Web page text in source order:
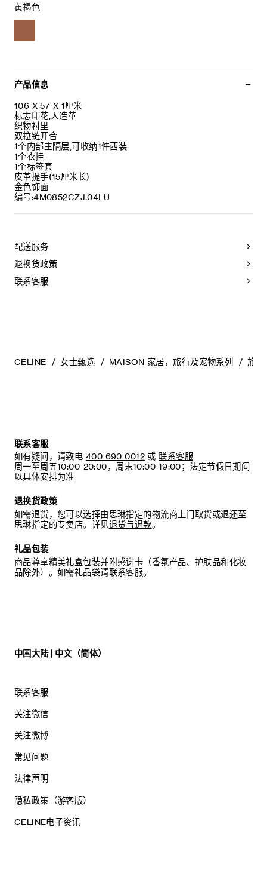
黄褐色
产品信息
106 X 57 X 1厘米
标志印花,人造革
织物衬里
双拉链开合
1个内部主隔层,可收纳1件西装
1个衣挂
1个标签套
皮革提手(15厘米长)
金色饰面
编号:4M0852CZJ.04LU
配送服务
退换货政策
联系客服
CELINE 女士甄选 MAISON 家居，旅行及宠物系列 旅行
联系客服
如有疑问，请致电 400 690 0012 或 联系客服
周一至周五10:00-20:00，周末10:00-19:00；法定节假日期间
以具体安排为准
退换货政策
如需退货，您可以选择由思琳指定的物流商上门取货或退还至
思琳指定的专卖店。详见退货与退款。
礼品包装
商品尊享精美礼盒包装并附感谢卡（香氛产品、护肤品和化妆
品除外）。如需礼品袋请联系客服。
中国大陆 | 中文（简体）
联系客服
关注微信
关注微博
常见问题
法律声明
隐私政策（游客版）
CELINE电子资讯